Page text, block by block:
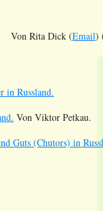
Von Rita Dick (Email)
in Russland.
Von Viktor Petkau.
Guts (Chutors) in